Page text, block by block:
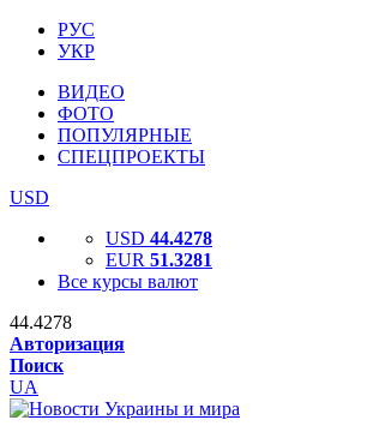
РУС
УКР
ВИДЕО
ФОТО
ПОПУЛЯРНЫЕ
СПЕЦПРОЕКТЫ
USD
USD 44.4278
EUR 51.3281
Все курсы валют
44.4278
Авторизация
Поиск
UA